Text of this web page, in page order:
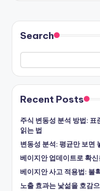
Search
Recent Posts
주식 변동성 분석 방법:
읽는 법
변동성 분석: 평균만 보면
베이지안 업데이트로 확
베이지안 사고 적용법: 불
노출 효과는 낯섦을 호감